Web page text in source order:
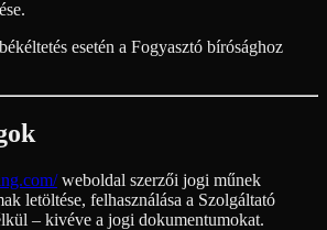
esetén a Fogyasztó bírósághoz
weboldal szerzői jogi műnek
letöltése, felhasználása a Szolgáltató
– kivéve a jogi dokumentumokat.